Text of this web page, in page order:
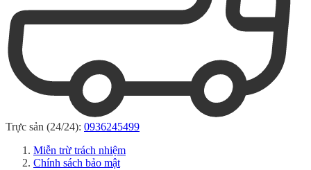
Trực sản (24/24): 0936245499
Miễn trừ trách nhiệm
Chính sách bảo mật